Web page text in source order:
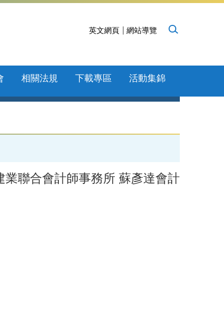
英文網頁 網站導覽
相關法規 下載專區 活動集錦
業聯合會計師事務所 蘇彥達會計